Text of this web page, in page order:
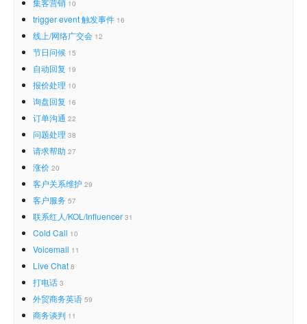
10
trigger event 触发事件 16
线上/网络广交会 12
节日问候 15
自动回复 19
报价处理 10
询盘回复 16
订单沟通 22
问题处理 38
请求帮助 27
涨价 20
客户关系维护 29
客户服务 57
联系红人/KOL/Influencer 31
Cold Call 10
Voicemail 11
Live Chat 8
打电话 3
外贸商务英语 59
商务谈判 11